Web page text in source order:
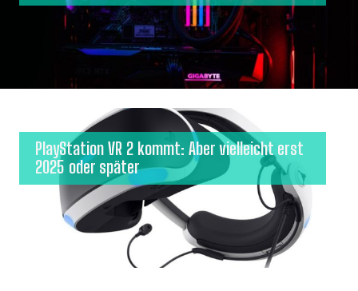
PlayStation VR 2 kommt: Aber vielleicht erst
2025 oder später